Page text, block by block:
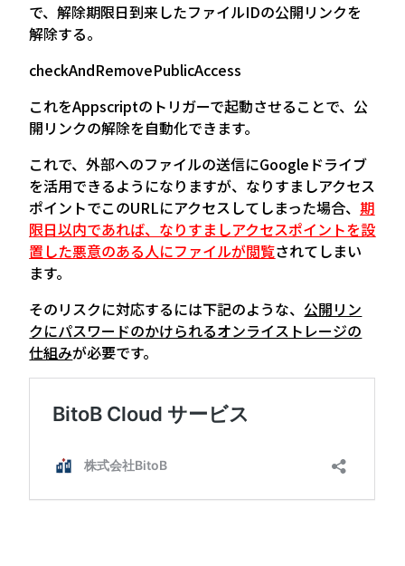
で、解除期限日到来したファイルIDの公開リンクを
解除する。
checkAndRemovePublicAccess
これをAppscriptのトリガーで起動させることで、公
開リンクの解除を自動化できます。
これで、外部へのファイルの送信にGoogleドライブ
を活用できるようになりますが、なりすましアクセス
ポイントでこのURLにアクセスしてしまった場合、期
限日以内であれば、なりすましアクセスポイントを設
置した悪意のある人にファイルが閲覧されてしまい
ます。
そのリスクに対応するには下記のような、 公開リン
クにパスワードのかけられるオンライストレージの
仕組みが必要です。